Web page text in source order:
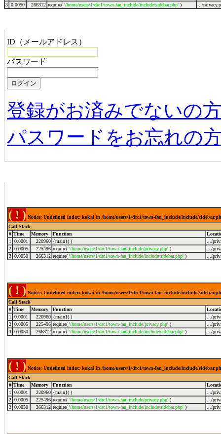
3 0.0050 266312 require( '/home/users/1/drc1/town-fan_include/include/sidebar.php' ) .../
ID（メールアドレス）
パスワード
登録がお済みでないの
パスワードをお忘れの
( ! ) Notice: Undefined index: kokai in /home/users/1/drc1/town-fan_include/include/
Call Stack
# Time Memory Function
1
0.0001 220960 {main}( )
.../
2 0.0005 225496 require( '/home/users/1/drc1/town-fan_include/privacy.php' )
.../
3 0.0050 266312 require( '/home/users/1/drc1/town-fan_include/include/sidebar.php' ) .../
( ! ) Notice: Undefined index: kokai in /home/users/1/drc1/town-fan_include/include/
Call Stack
# Time Memory Function
1
0.0001 220960 {main}( )
.../
2 0.0005 225496 require( '/home/users/1/drc1/town-fan_include/privacy.php' )
.../
3 0.0050 266312 require( '/home/users/1/drc1/town-fan_include/include/sidebar.php' ) .../
( ! ) Notice: Undefined index: kokai in /home/users/1/drc1/town-fan_include/include/
Call Stack
# Time Memory Function
1
0.0001 220960 {main}( )
.../
2 0.0005 225496 require( '/home/users/1/drc1/town-fan_include/privacy.php' )
.../
3 0.0050 266312 require( '/home/users/1/drc1/town-fan_include/include/sidebar.php' ) .../